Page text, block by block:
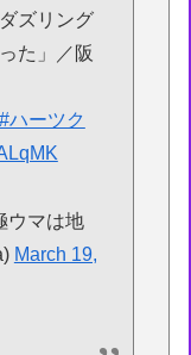
ズリング
た」／阪
#ハーツク
ウマは地
March 19,